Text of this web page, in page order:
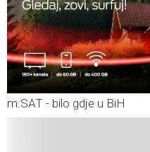
m:SAT - bilo gdje u BiH